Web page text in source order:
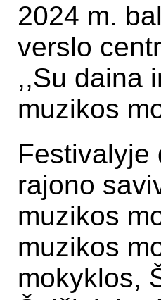
2024 m.
verslo
,,Su daina
muzikos
Festivalyje
rajono
muzikos
muzikos
mokyklos,